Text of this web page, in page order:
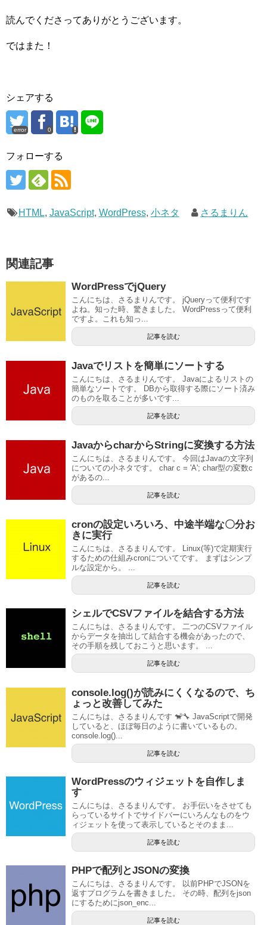
読んでくださってありがとうございます。
ではまた！
シェアする
error 0
フォローする
HTML, JavaScript, WordPress, 小ネタ さるまりん
関連記事
WordPressでjQuery
こんにちは、さるまりんです。 jQueryって便利です
よね。知った時、驚きました。 WordPressって便利
ですよ。これも知っ...
記事を読む
Javaでリストを簡単にソートする
こんにちは、さるまりんです。 Javaによるリストの
簡単なソートです。 DBから取得する際にソート済み
のものを取ることが多いです...
記事を読む
JavaからcharからStringに変換する方法
こんにちは、さるまりんです。 今回はJavaの文字列
についての小ネタです。 char c = 'A'; char型の変数c
があるの...
記事を読む
cronの設定いろいろ、中途半端な〇分お
きに実行
こんにちは、さるまりんです。 Linux(等)で定期実行
するための仕組みcronについてです。 まずはシンプ
ルな設定から。 ...
記事を読む
シェルでCSVファイルを結合する方法
こんにちは、さるまりんです。 二つのCSVファイル
からデータを抽出して結合する機会があったので、
その手順を残しておこうと思います。 ...
記事を読む
console.log()が読みにくくなるので、ち
ょっと改善してみた
こんにちは、さるまりんです 🐒🔧 JavaScriptで開発
していると、ほぼ毎日のように書いているもの。
console.log()...
記事を読む
WordPressのウィジェットを自作しま
す
こんにちは、さるまりんです。 お手伝いをさせても
らっているサイトでサイドバーにいろんなものをウ
ィジェットを使って表示しているとそのまま...
記事を読む
PHPで配列とJSONの変換
こんにちは、さるまりんです。 以前PHPでJSONを
返すプログラムを書きました。 その時、配列をjson
にするためにjson_enc...
記事を読む